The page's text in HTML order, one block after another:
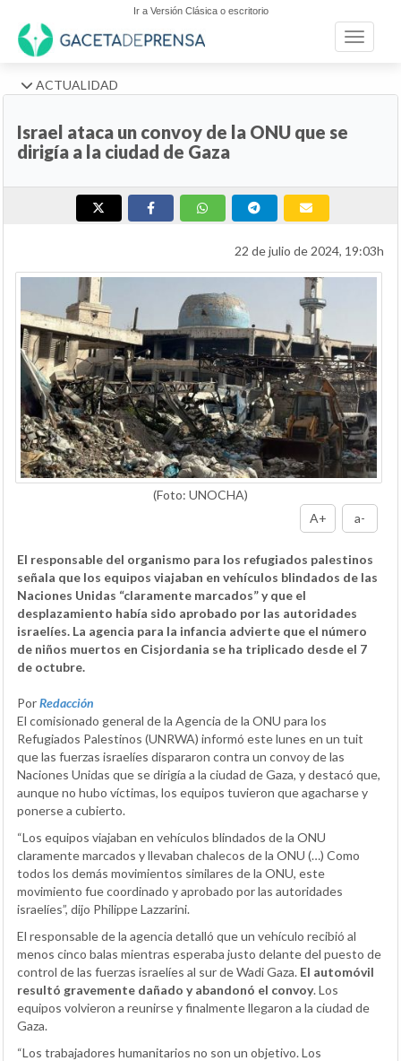
Ir a Versión Clásica o escritorio
Toggle
ACTUALIDAD
Israel ataca un convoy de la ONU que se
dirigía a la ciudad de Gaza
22 de julio de 2024, 19:03h
(Foto: UNOCHA)
A+
a-
El responsable del organismo para los refugiados palestinos
señala que los equipos viajaban en vehículos blindados de las
Naciones Unidas “claramente marcados” y que el
desplazamiento había sido aprobado por las autoridades
israelíes. La agencia para la infancia advierte que el número
de niños muertos en Cisjordania se ha triplicado desde el 7
de octubre.
PorRedacción
El comisionado general de la Agencia de la ONU para los
Refugiados Palestinos (UNRWA) informó este lunes en un tuit
que las fuerzas israelíes dispararon contra un convoy de las
Naciones Unidas que se dirigía a la ciudad de Gaza, y destacó que,
aunque no hubo víctimas, los equipos tuvieron que agacharse y
ponerse a cubierto.
“Los equipos viajaban en vehículos blindados de la ONU
claramente marcados y llevaban chalecos de la ONU (…) Como
todos los demás movimientos similares de la ONU, este
movimiento fue coordinado y aprobado por las autoridades
israelíes”, dijo Philippe Lazzarini.
El responsable de la agencia detalló que un vehículo recibió al
menos cinco balas mientras esperaba justo delante del puesto de
control de las fuerzas israelíes al sur de Wadi Gaza. El automóvil
resultó gravemente dañado y abandonó el convoy. Los
equipos volvieron a reunirse y finalmente llegaron a la ciudad de
Gaza.
“Los trabajadores humanitarios no son un objetivo. Los